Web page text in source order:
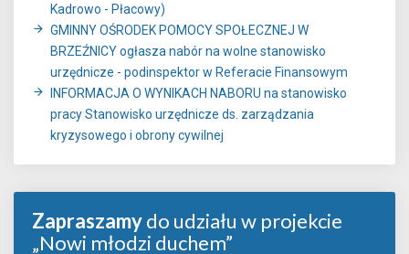
Kadrowo - Płacowy)
GMINNY OŚRODEK POMOCY SPOŁECZNEJ W
BRZEŹNICY ogłasza nabór na wolne stanowisko
urzędnicze - podinspektor w Referacie Finansowym
INFORMACJA O WYNIKACH NABORU na stanowisko
pracy Stanowisko urzędnicze ds. zarządzania
kryzysowego i obrony cywilnej
Zapraszamydo udziału w projekcie
„Nowi młodzi duchem”